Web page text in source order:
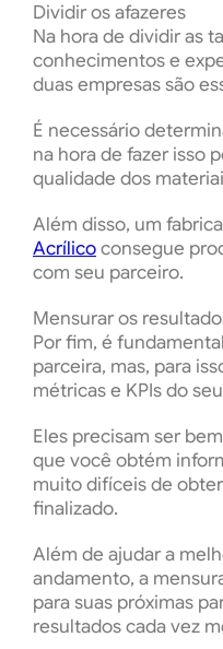
Dividir os afazeres
Na hora de dividir as
conhecimentos e
duas empresas são
É necessário
na hora de fazer isso
qualidade dos
Além disso, um
Acrílicoconsegue
com seu parceiro.
Mensurar os
Por fim, é
parceira, mas, para
métricas e KPIs do
Eles precisam ser
que você obtém
muito difíceis de
finalizado.
Além de ajudar a
andamento, a
para suas próximas
resultados cada vez